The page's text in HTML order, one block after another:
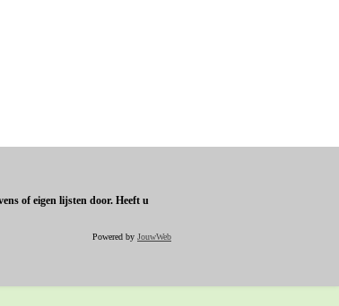
of eigen lijsten door. Heeft u
Powered by JouwWeb